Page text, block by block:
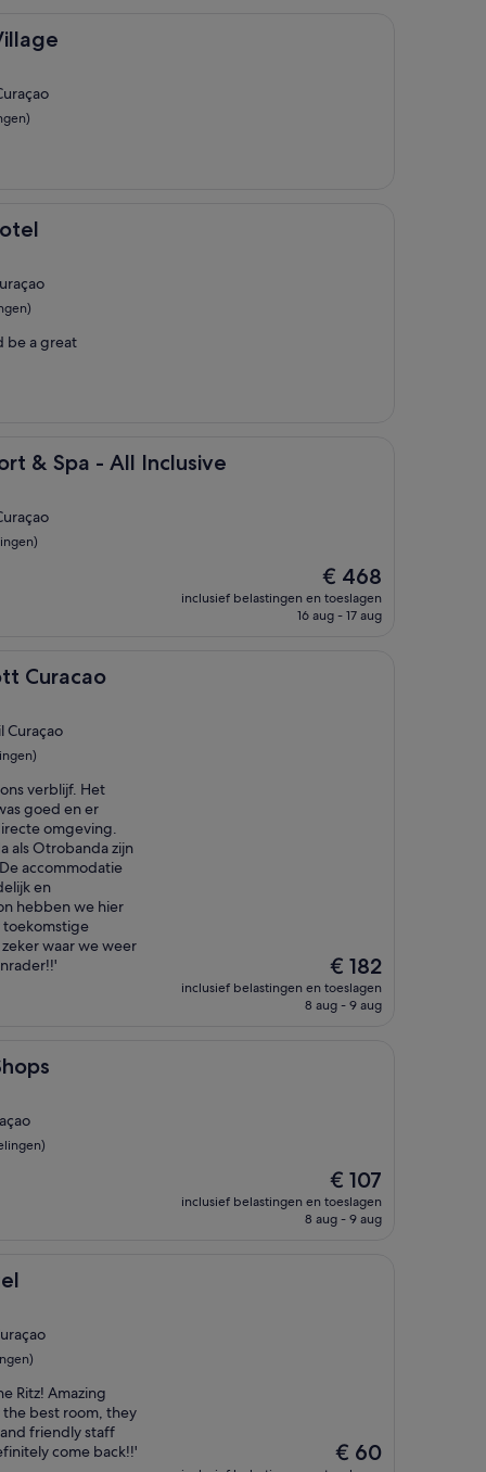
be a great
& Spa - All Inclusive
- All Inclusive
De
prijs
is
€ 468
inclusief belastingen en toeslagen
16 aug - 17 aug
Curacao
Curaçao
verblijf. Het
goed en er
omgeving.
als Otrobanda zijn
accommodatie
en
hebben we hier
toekomstige
waar we weer
De
prijs
is
€ 182
inclusief belastingen en toeslagen
8 aug - 9 aug
De
prijs
is
€ 107
inclusief belastingen en toeslagen
8 aug - 9 aug
Ritz! Amazing
the best room, they
friendly staff
come back!!'
De
€ 60